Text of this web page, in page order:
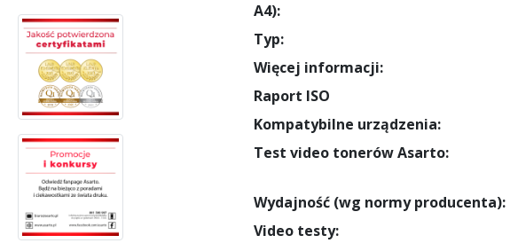
A4):
Typ:
Więcej informacji:
Raport ISO
Kompatybilne urządzenia:
Test video tonerów Asarto:
Wydajność (wg normy producenta):
Video testy: